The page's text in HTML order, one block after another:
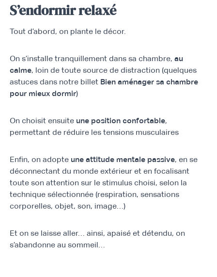
S’endormir relaxé
Tout d’abord, on plante le décor.
On s’installe tranquillement dans sa chambre, au
calme, loin de toute source de distraction (quelques
astuces dans notre billet Bien aménager sa chambre
pour mieux dormir)
On choisit ensuite une position confortable,
permettant de réduire les tensions musculaires
Enfin, on adopte une attitude mentale passive, en se
déconnectant du monde extérieur et en focalisant
toute son attention sur le stimulus choisi, selon la
technique sélectionnée (respiration, sensations
corporelles, objet, son, image…)
Et on se laisse aller… ainsi, apaisé et détendu, on
s’abandonne au sommeil…